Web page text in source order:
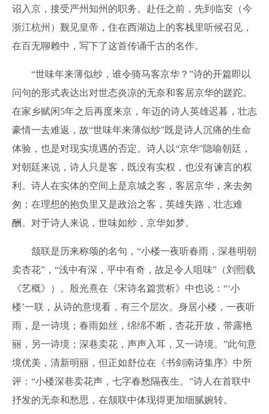
诏入京，接受严州知州的职务。赴任之前，先到临安（今
浙江杭州）觐见皇帝，住在西湖边上的客栈里听候召见，
在百无聊赖中，写下了这首传诵千古的名作。
“世味年来薄似纱，谁令骑马客京华？”诗的开篇即以
问句的形式表达出对世态炎凉的无奈和客居京华的蹉跎。
在家乡赋闲5年之后再度来京，年迈的诗人英雄迟暮，壮志
豪情一去难返，故“世味年来薄似纱”既是诗人沉痛的生命
体验，也是对现实境遇的否定。诗人以“京华”隐喻朝廷，
对朝廷来说，诗人只是客，既没有实权，也没有谏言的权
利。诗人在实体的空间上是京城之客，客居京华，来去匆
匆；在理想的抱负里又是政治之客，英雄失路，壮志难
酬。对于诗人来说，世味如纱，京华如梦。
颔联是历来称颂的名句，“小楼一夜听春雨，深巷明朝
卖杏花”，“浅中有深，平中有奇，故足令人咀味”（刘熙载
《艺概》）。殷光熹在《宋诗名篇赏析》中也说：“‘小
楼’一联，从诗的意境看，有三个层次。身居小楼，一夜听
雨，是一诗境；春雨如丝，绵绵不断，杏花开放，带露艳
丽，另一诗境；深巷卖花，声声入耳，又一诗境。”此句意
境优美，清新明丽，但正如舒位在《书剑南诗集序》中所
评：“小楼深巷卖花声，七字春愁隔夜生。”诗人在首联中
抒发的无奈和愁思，在颔联中体现得更加细腻婉转。